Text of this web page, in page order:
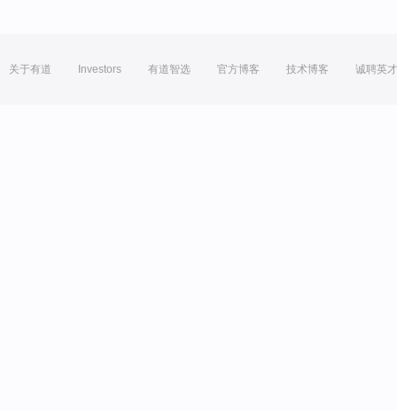
关于有道 Investors 有道智选 官方博客 技术博客 诚聘英才